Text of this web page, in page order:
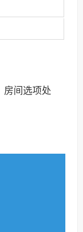
房间选项处